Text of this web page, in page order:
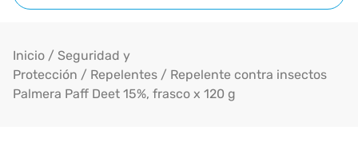
Inicio / Seguridad y
Protección / Repelentes / Repelente contra insectos
Palmera Paff Deet 15%, frasco x 120 g